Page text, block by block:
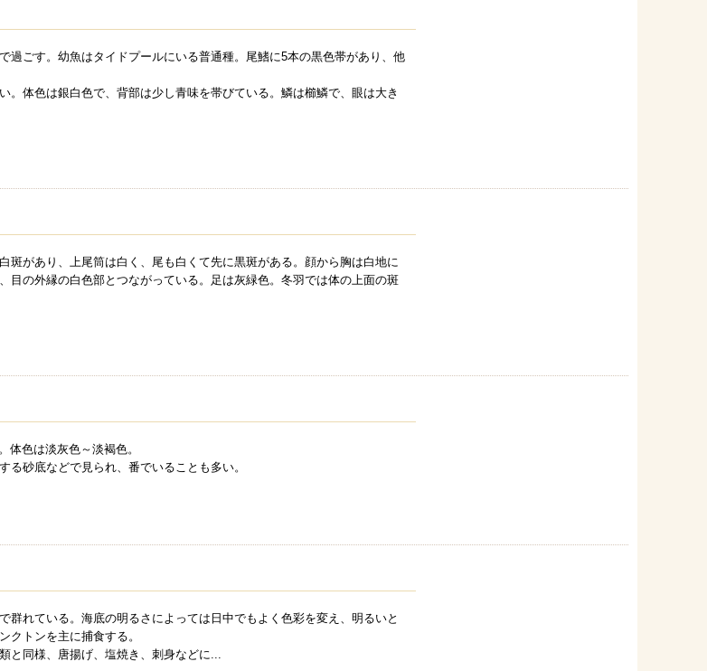
過ごす。幼魚はタイドプールにいる普通種。尾鰭に5本の黒色帯があり、他
。体色は銀白色で、背部は少し青味を帯びている。鱗は櫛鱗で、眼は大き
斑があり、上尾筒は白く、尾も白くて先に黒斑がある。顔から胸は白地に
目の外縁の白色部とつながっている。足は灰緑色。冬羽では体の上面の斑
体色は淡灰色～淡褐色。
る砂底などで見られ、番でいることも多い。
群れている。海底の明るさによっては日中でもよく色彩を変え、明るいと
クトンを主に捕食する。
と同様、唐揚げ、塩焼き、刺身などに...